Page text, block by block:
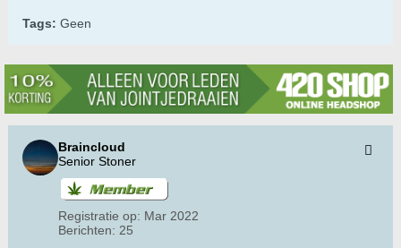
Tags: Geen
Braincloud
Senior Stoner
Registratie op: Mar 2022
Berichten: 25